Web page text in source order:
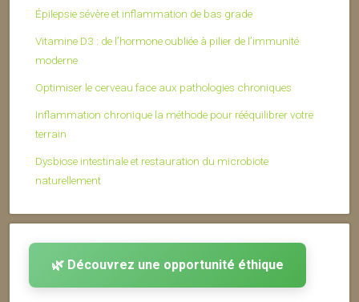
Épilepsie sévère et inflammation de bas grade
Vitamine D3 : de l’hormone oubliée à pilier de l’immunité
moderne
Optimiser le cerveau face aux pathologies chroniques
Inflammation chronique la méthode pour rééquilibrer votre
terrain
Dysbiose intestinale et restauration du microbiote
naturellement
🌿 Découvrez une opportunité éthique